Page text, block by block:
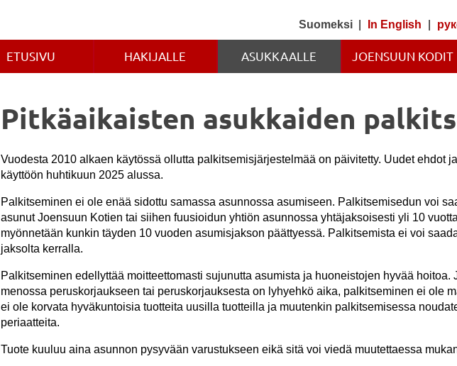
Suomeksi In English
ETUSIVU HAKIJALLE ASUKKAALLE JOENSUUN KODIT
Pitkäaikaisten asukkaiden
Vuodesta 2010 alkaen käytössä ollutta palkitsemisjärjestelmää on päivitetty. Uudet ehdot
käyttöön huhtikuun 2025 alussa.
Palkitseminen ei ole enää sidottu samassa asunnossa asumiseen. Palkitsemisedun voi
asunut Joensuun Kotien tai siihen fuusioidun yhtiön asunnossa yhtäjaksoisesti yli 10
myönnetään kunkin täyden 10 vuoden asumisjakson päättyessä. Palkitsemista ei voi
jaksolta kerralla.
Palkitseminen edellyttää moitteettomasti sujunutta asumista ja huoneistojen hyvää hoitoa.
menossa peruskorjaukseen tai peruskorjauksesta on lyhyehkö aika, palkitseminen ei ole
ei ole korvata hyväkuntoisia tuotteita uusilla tuotteilla ja muutenkin palkitsemisessa
periaatteita.
Tuote kuuluu aina asunnon pysyvään varustukseen eikä sitä voi viedä muutettaessa